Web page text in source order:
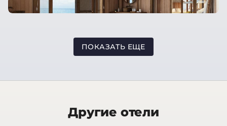
ПОКАЗАТЬ ЕЩЕ
Другие отели